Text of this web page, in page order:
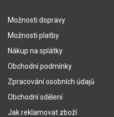
Možnosti dopravy
Možnosti platby
Nákup na splátky
Obchodní podmínky
Zpracování osobních údajů
Obchodní sdělení
Jak reklamovat zboží